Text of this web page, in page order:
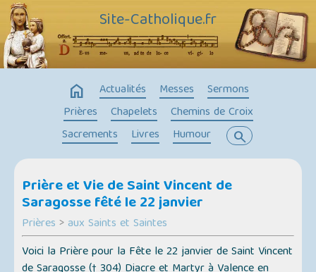
Site-Catholique.fr
home Actualités Messes
Sermons
Prières
Chapelets
Chemins de Croix
Sacrements
Livres Humour search
Prière et Vie de Saint Vincent de
Saragosse fêté le 22 janvier
Prières > aux Saints et Saintes
Voici la Prière pour la Fête le 22 janvier de Saint Vincent